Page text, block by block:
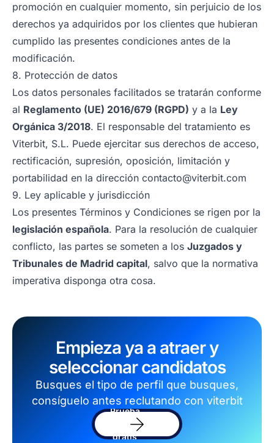
promoción en cualquier momento, sin perjuicio de los
derechos ya adquiridos por los clientes que hubieran
cumplido las presentes condiciones antes de la
modificación.
8. Protección de datos
Los datos personales facilitados se tratarán conforme
al Reglamento (UE) 2016/679 (RGPD) y a la Ley
Orgánica 3/2018. El responsable del tratamiento es
Viterbit, S.L. Puede ejercitar sus derechos de acceso,
rectificación, supresión, oposición, limitación y
portabilidad en la dirección contacto@viterbit.com
9. Ley aplicable y jurisdicción
Los presentes Términos y Condiciones se rigen por la
legislación española. Para la resolución de cualquier
conflicto, las partes se someten a los Juzgados y
Tribunales de Madrid capital, salvo que la normativa
imperativa disponga otra cosa.
Empieza ya a atraer y
seleccionar candidatos
Busques el tipo de perfil que busques,
consíguelo antes reclutando con viterbit
Prueba
software
gratis